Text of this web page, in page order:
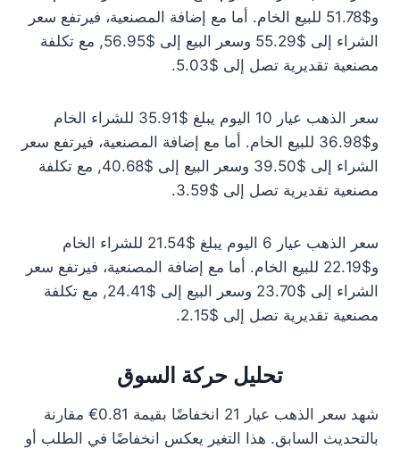
و$51.78 للبيع الخام. أما مع إضافة المصنعية، فيرتفع سعر
الشراء إلى $55.29 وسعر البيع إلى $56.95, مع تكلفة
مصنعية تقديرية تصل إلى $5.03.
سعر الذهب عيار 10 اليوم يبلغ $35.91 للشراء الخام
و$36.98 للبيع الخام. أما مع إضافة المصنعية، فيرتفع سعر
الشراء إلى $39.50 وسعر البيع إلى $40.68, مع تكلفة
مصنعية تقديرية تصل إلى $3.59.
سعر الذهب عيار 6 اليوم يبلغ $21.54 للشراء الخام
و$22.19 للبيع الخام. أما مع إضافة المصنعية، فيرتفع سعر
الشراء إلى $23.70 وسعر البيع إلى $24.41, مع تكلفة
مصنعية تقديرية تصل إلى $2.15.
تحليل حركة السوق
شهد سعر الذهب عيار 21 انخفاضًا بقيمة 0.81€ مقارنة
بالتحديث السابق. هذا التغير يعكس انخفاضًا في الطلب أو